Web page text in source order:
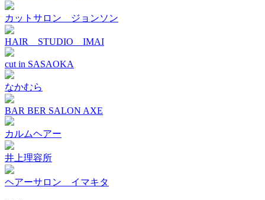
カットサロン ジョンソン
HAIR STUDIO IMAI
cut in SASAOKA
なかむら
BAR BER SALON AXE
カルムヘアー
井上理容所
ヘアーサロン イマキタ